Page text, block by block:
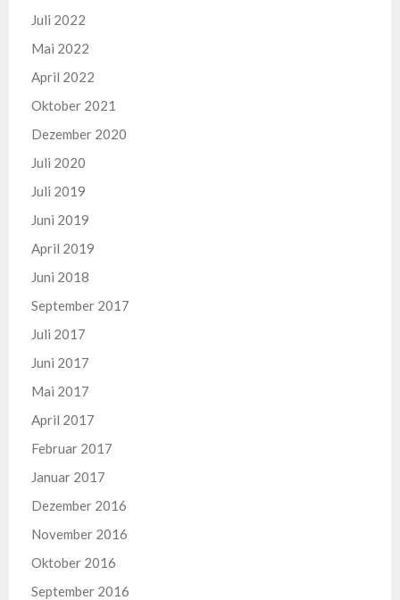
Juli 2022
Mai 2022
April 2022
Oktober 2021
Dezember 2020
Juli 2020
Juli 2019
Juni 2019
April 2019
Juni 2018
September 2017
Juli 2017
Juni 2017
Mai 2017
April 2017
Februar 2017
Januar 2017
Dezember 2016
November 2016
Oktober 2016
September 2016